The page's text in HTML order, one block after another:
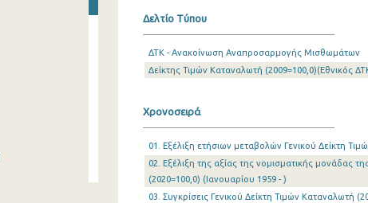
Δελτίο Τύπου
ΔΤΚ - Ανακοίνωση Αναπροσαρμογής Μισθωμάτων
Δείκτης Τιμών Καταναλωτή (2009=100,0)(Εθνικός
Χρονοσειρά
01. Εξέλιξη ετήσιων μεταβολών Γενικού Δείκτη
02. Εξέλιξη της αξίας της νομισματικής μονάδας
(2020=100,0) (Ιανουαρίου 1959 - )
03. Συγκρίσεις Γενικού Δείκτη Τιμών Καταναλωτή